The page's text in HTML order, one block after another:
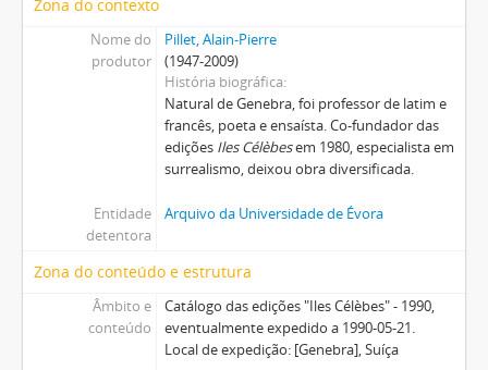
Zona do contexto
Nome do
produtor
Pillet, Alain-Pierre
(1947-2009)
História biográfica
Natural de Genebra, foi professor de latim e
francês, poeta e ensaísta. Co-fundador das
edições Iles Célèbesem 1980, especialista em
surrealismo, deixou obra diversificada.
Entidade
detentora
Arquivo da Universidade de Évora
Zona do conteúdo e estrutura
Âmbito e
conteúdo
Catálogo das edições "Iles Célèbes" - 1990,
eventualmente expedido a 1990-05-21.
Local de expedição: [Genebra], Suíça